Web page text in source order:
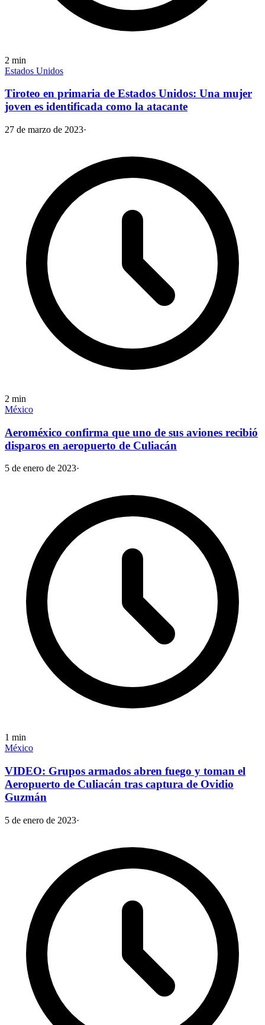
2 min
Estados Unidos
Tiroteo en primaria de Estados Unidos: Una mujer
joven es identificada como la atacante
27 de marzo de 2023·
2 min
México
Aeroméxico confirma que uno de sus aviones recibió
disparos en aeropuerto de Culiacán
5 de enero de 2023·
1 min
México
VIDEO: Grupos armados abren fuego y toman el
Aeropuerto de Culiacán tras captura de Ovidio
Guzmán
5 de enero de 2023·